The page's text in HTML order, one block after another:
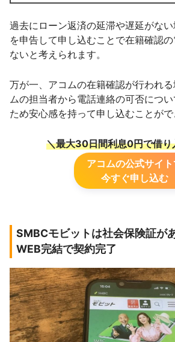
過去にローン返済の延滞や遅延がな
を申告して申し込むことで在籍確認
ないと考えられます。
万が一、アコムの在籍確認が行われ
ムの担当者から電話連絡の可否につ
ため安心感を持って申し込むことがで
＼最大30日間利息0円で借り
アコムの公式サイ
今すぐ申し込む
SMBCモビットは社会保険証が
WEB完結で契約完了